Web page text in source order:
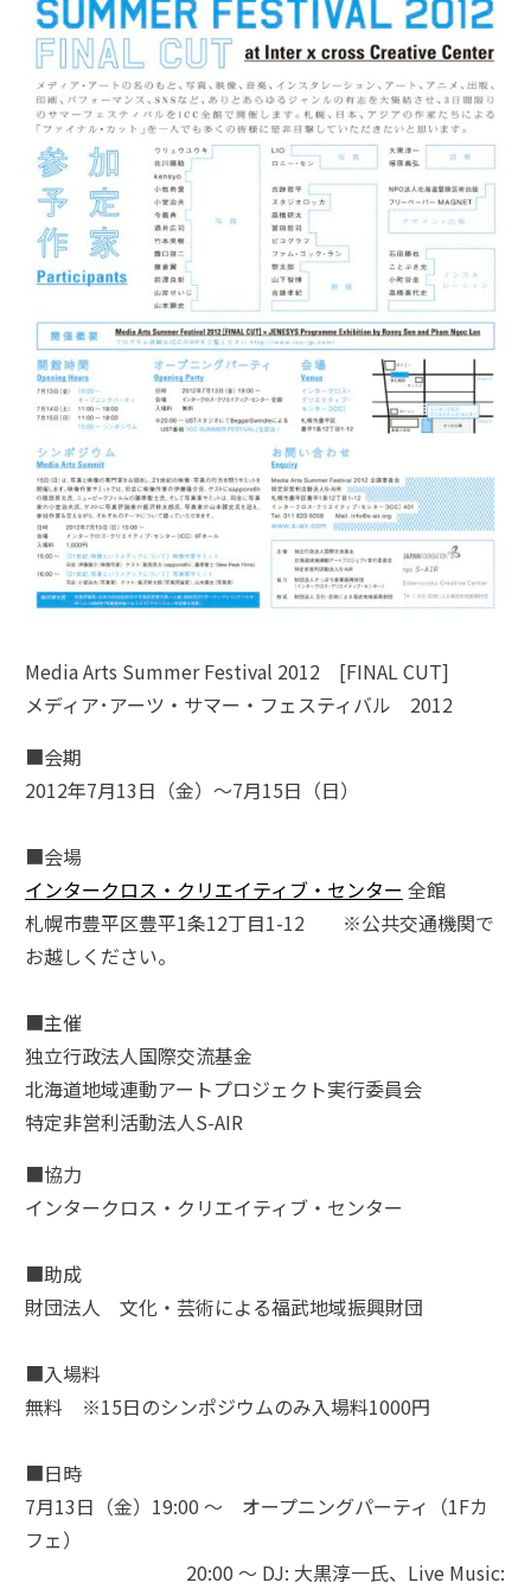
Media Arts Summer Festival 2012 [FINAL CUT]
メディア･アーツ・サマー・フェスティバル 2012
■会期
2012年7月13日（金）～7月15日（日）
■会場
インタークロス・クリエイティブ・センター 全館
札幌市豊平区豊平1条12丁目1-12 ※公共交通機関で
お越しください。
■主催
独立行政法人国際交流基金
北海道地域連動アートプロジェクト実行委員会
特定非営利活動法人S-AIR
■協力
インタークロス・クリエイティブ・センター
■助成
財団法人 文化・芸術による福武地域振興財団
■入場料
無料 ※15日のシンポジウムのみ入場料1000円
■日時
7月13日（金）19:00 ～ オープニングパーティ（1Fカ
フェ）
20:00 ～ DJ: 大黒淳一氏、Live Music: